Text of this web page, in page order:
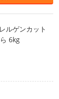
ルゲンカット
6kg